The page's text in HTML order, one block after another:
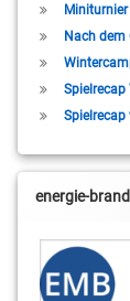
Miniturnier
Nach
Spielrecap
Spielrecap
energie-